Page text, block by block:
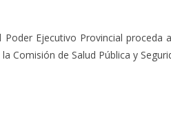
Ejecutivo Provincial proceda
la Comisión de Salud Pública y